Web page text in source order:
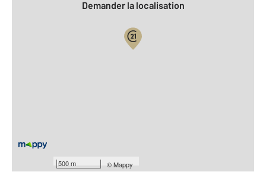
500 m ©Mappy
Demander la localisation
Type de construction : Contemporain